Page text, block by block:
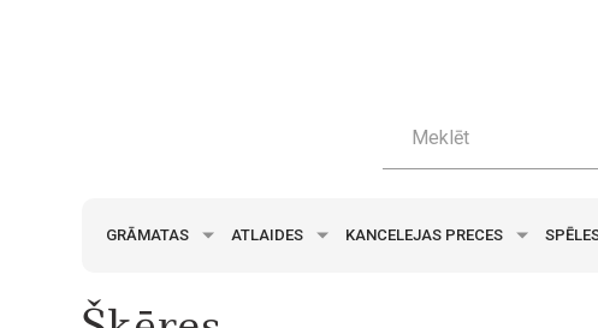
GRĀMATAS ATLAIDES KANCELEJAS PRECES